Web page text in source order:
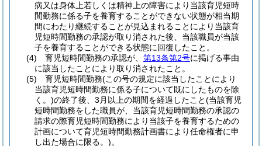
病又は身体上若しくは精神上の障害により当該育児短時
間勤務に係る子を養育することができない状態が相当期
間にわたり継続することが見込まれることにより当該育
児短時間勤務の承認が取り消された後、当該職員が当該
子を養育することができる状態に回復したこと。
(4)
育児短時間勤務の承認が、 第13条第2号に掲げる事由
に該当したことにより取り消されたこと。
(5)
育児短時間勤務(この号の規定に該当したことにより
当該育児短時間勤務に係る子について既にしたものを除
く。)の終了後、3月以上の期間を経過したこと(当該育児
短時間勤務をした職員が、当該育児短時間勤務の承認の
請求の際育児短時間勤務により当該子を養育するための
計画について育児短時間勤務計画書により任命権者に申
し出た場合に限る。)。